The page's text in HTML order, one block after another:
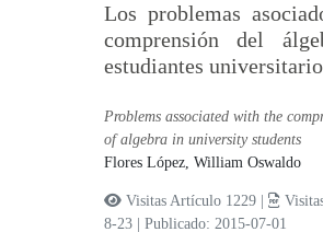
Los problemas
comprensión del
estudiantes
Problems associated with the
of algebra in university students
Flores López, William Oswaldo
Visitas Artículo 1229 |
8-23
|Publicado: 2015-07-01